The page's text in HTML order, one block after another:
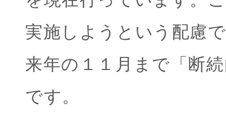
実施しようという配慮
来年の１１月まで「断
です。